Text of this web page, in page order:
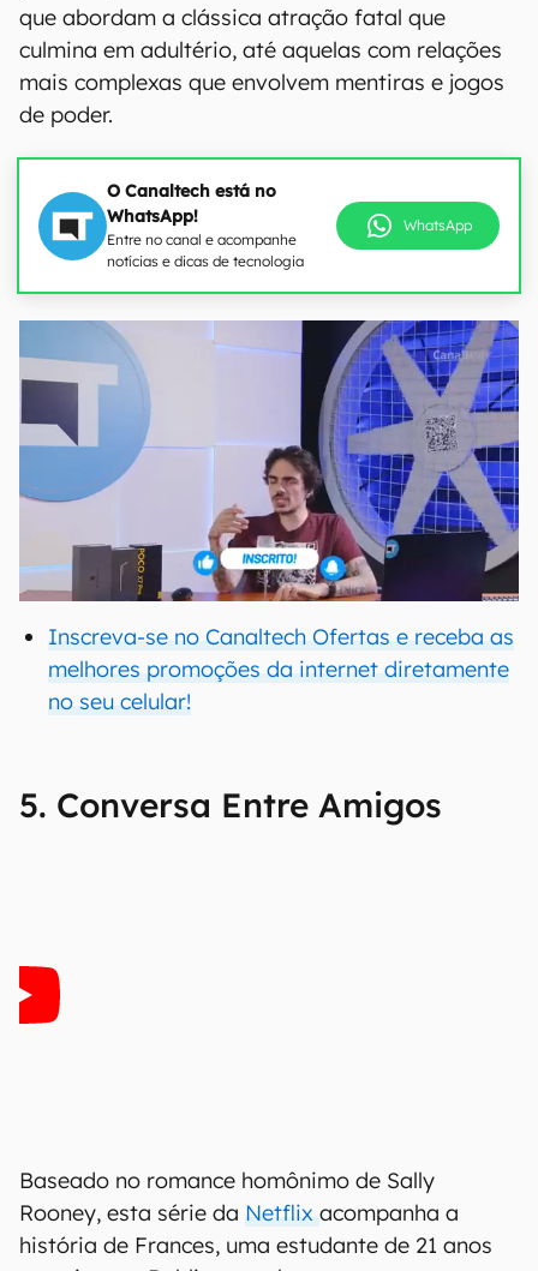
que abordam a clássica atração fatal que
culmina em adultério, até aquelas com relações
mais complexas que envolvem mentiras e jogos
de poder.
O Canaltech está no
WhatsApp!
Entre no canal e acompanhe
notícias e dicas de tecnologia
WhatsApp
Inscreva-se no Canaltech Ofertas e receba as
melhores promoções da internet diretamente
no seu celular!
5. Conversa Entre Amigos
Baseado no romance homônimo de Sally
Rooney, esta série da Netflix acompanha a
história de Frances, uma estudante de 21 anos